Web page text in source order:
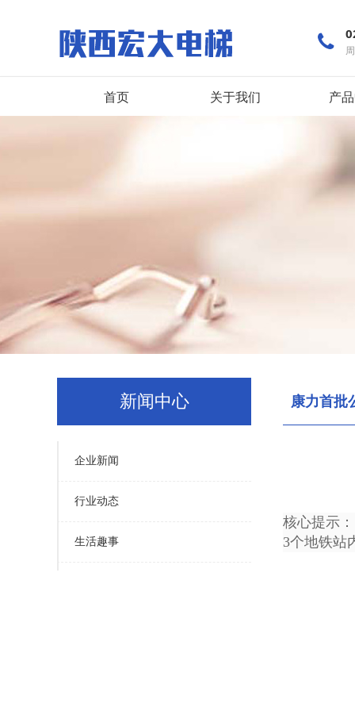
首页 关于我们 产
新闻中心
企业新闻
行业动态
生活趣事
康力首批
核心提示
3个地铁站